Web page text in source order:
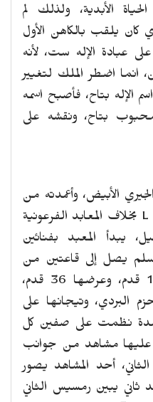
الأبدية، ولذلك لم
كان يلقب بالكاهن الأول
عبادة الإله ست، لأنه
انما اضطر الملك لتغيير
الإله بتاح، فأصبح اسمه
بتاح، ونقشه على
الأبيض، وأعمدته من
L بخلاف المعابد الفرعونية
يبدأ المعبد بفنائين
سلم يصل إلى قاعتين من
الأعمدة، الأولى يبلغ طولها 171 قدم، وعرضها 36 قدم،
حزم البردي، وتيجانها على
نظمت على صفين كل
عليها مشاهد من جوانب
أحد المشاهد يصور
ثاني يبين رمسيس الثاني